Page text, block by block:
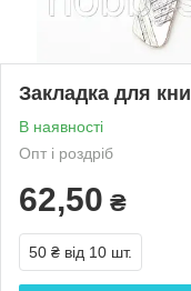
Закладка для
В наявності
Опт і роздріб
62,50 ₴
50 ₴ від 10 шт.